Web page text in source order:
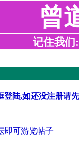
曾
记住我们
陆,如还没注册请
即可游览帖子